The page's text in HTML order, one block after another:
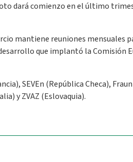
dará comienzo en el último
mantiene reuniones mensuales
que implantó la Comisión
SEVEn (República Checa),
y ZVAZ (Eslovaquia).